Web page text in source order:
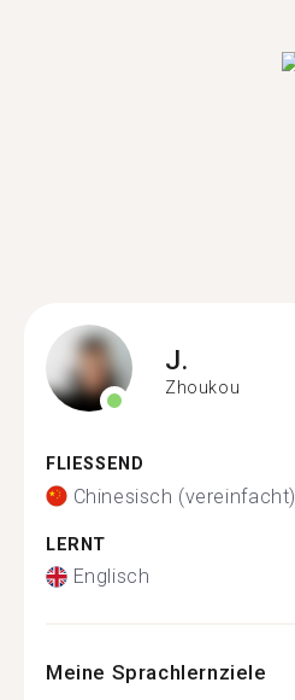
J.
Zhoukou
FLIESSEND
Chinesisch (vereinfacht)
LERNT
Englisch
Meine Sprachlernziele